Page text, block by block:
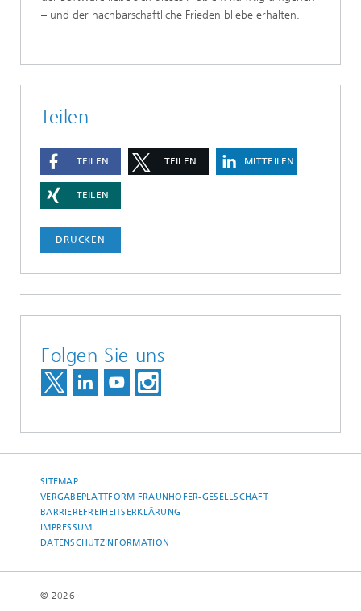
– und der nachbarschaftliche Frieden bliebe erhalten.
Teilen
TEILEN TEILEN MITTEILEN
TEILEN
DRUCKEN
Folgen Sie uns
SITEMAP
VERGABEPLATTFORM FRAUNHOFER-GESELLSCHAFT
BARRIEREFREIHEITSERKLÄRUNG
IMPRESSUM
DATENSCHUTZINFORMATION
© 2026